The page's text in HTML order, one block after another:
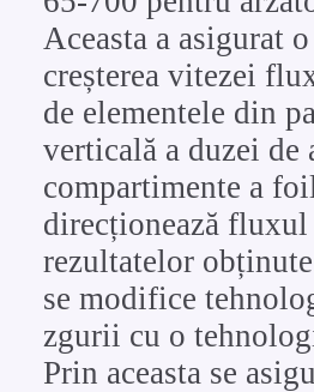
Aceasta a asigurat
creșterea vitezei
de elementele din
verticală a duzei
compartimente a
direcționează
rezultatelor
se modifice
zgurii cu o
Prin aceasta se